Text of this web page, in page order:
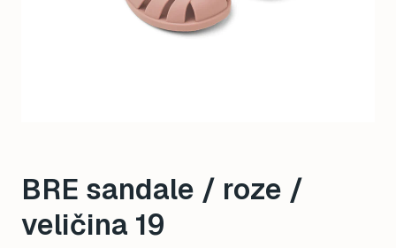
BRE sandale / roze /
veličina 19